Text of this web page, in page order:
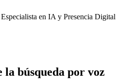
en IA y Presencia Digital
búsqueda por voz